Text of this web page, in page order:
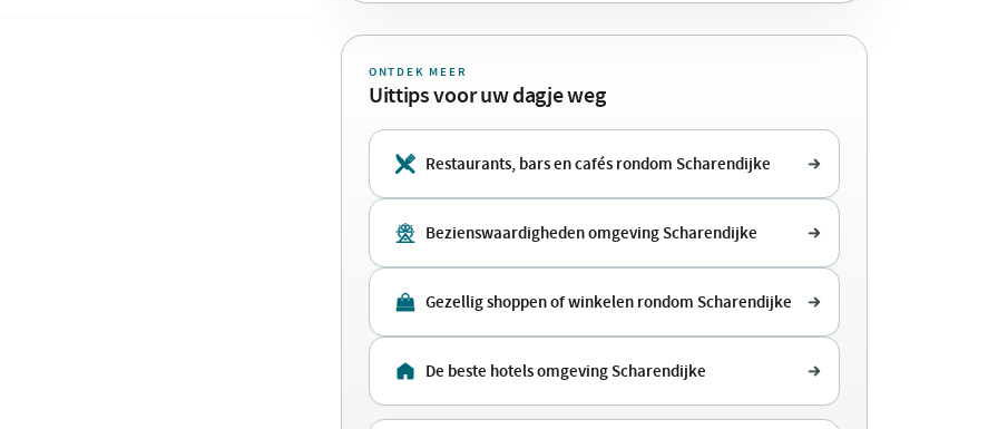
ONTDEK MEER
Uittips voor uw dagje weg
Restaurants, bars en cafés rondom Scharendijke
Bezienswaardigheden omgeving Scharendijke
Gezellig shoppen of winkelen rondom Scharendijke
De beste hotels omgeving Scharendijke